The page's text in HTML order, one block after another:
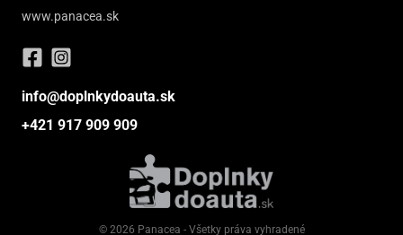
www.panacea.sk
info@doplnkydoauta.sk
+421 917 909 909
© 2026 Panacea - Všetky práva vyhradené